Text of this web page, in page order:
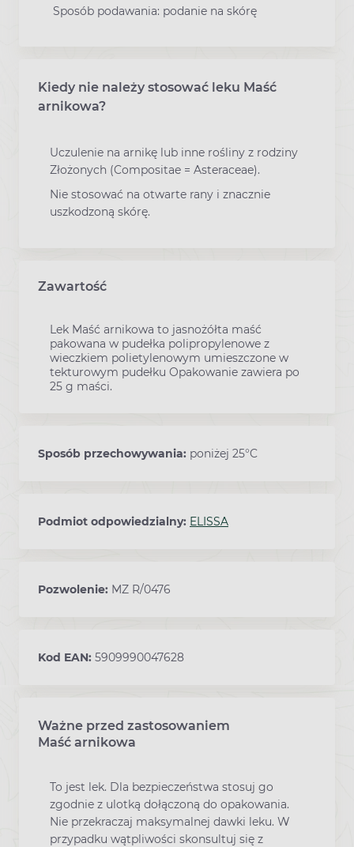
Sposób podawania: podanie na skórę
Kiedy nie należy stosować leku Maść
arnikowa?
Uczulenie na arnikę lub inne rośliny z rodziny
Złożonych (Compositae = Asteraceae).
Nie stosować na otwarte rany i znacznie
uszkodzoną skórę.
Zawartość
Lek Maść arnikowa to jasnożółta maść
pakowana w pudełka polipropylenowe z
wieczkiem polietylenowym umieszczone w
tekturowym pudełku Opakowanie zawiera po
25 g maści.
Sposób przechowywania: poniżej 25°C
Podmiot odpowiedzialny: ELISSA
Pozwolenie: MZ R/0476
Kod EAN: 5909990047628
Ważne przed zastosowaniem
Ostrzeżenia dotyczące stosowania leku
Maść arnikowa
To jest lek. Dla bezpieczeństwa stosuj go
zgodnie z ulotką dołączoną do opakowania.
Nie przekraczaj maksymalnej dawki leku. W
przypadku wątpliwości skonsultuj się z